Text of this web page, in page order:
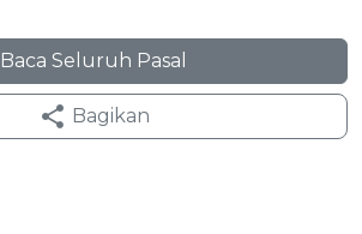
Baca Seluruh Pasal
Bagikan